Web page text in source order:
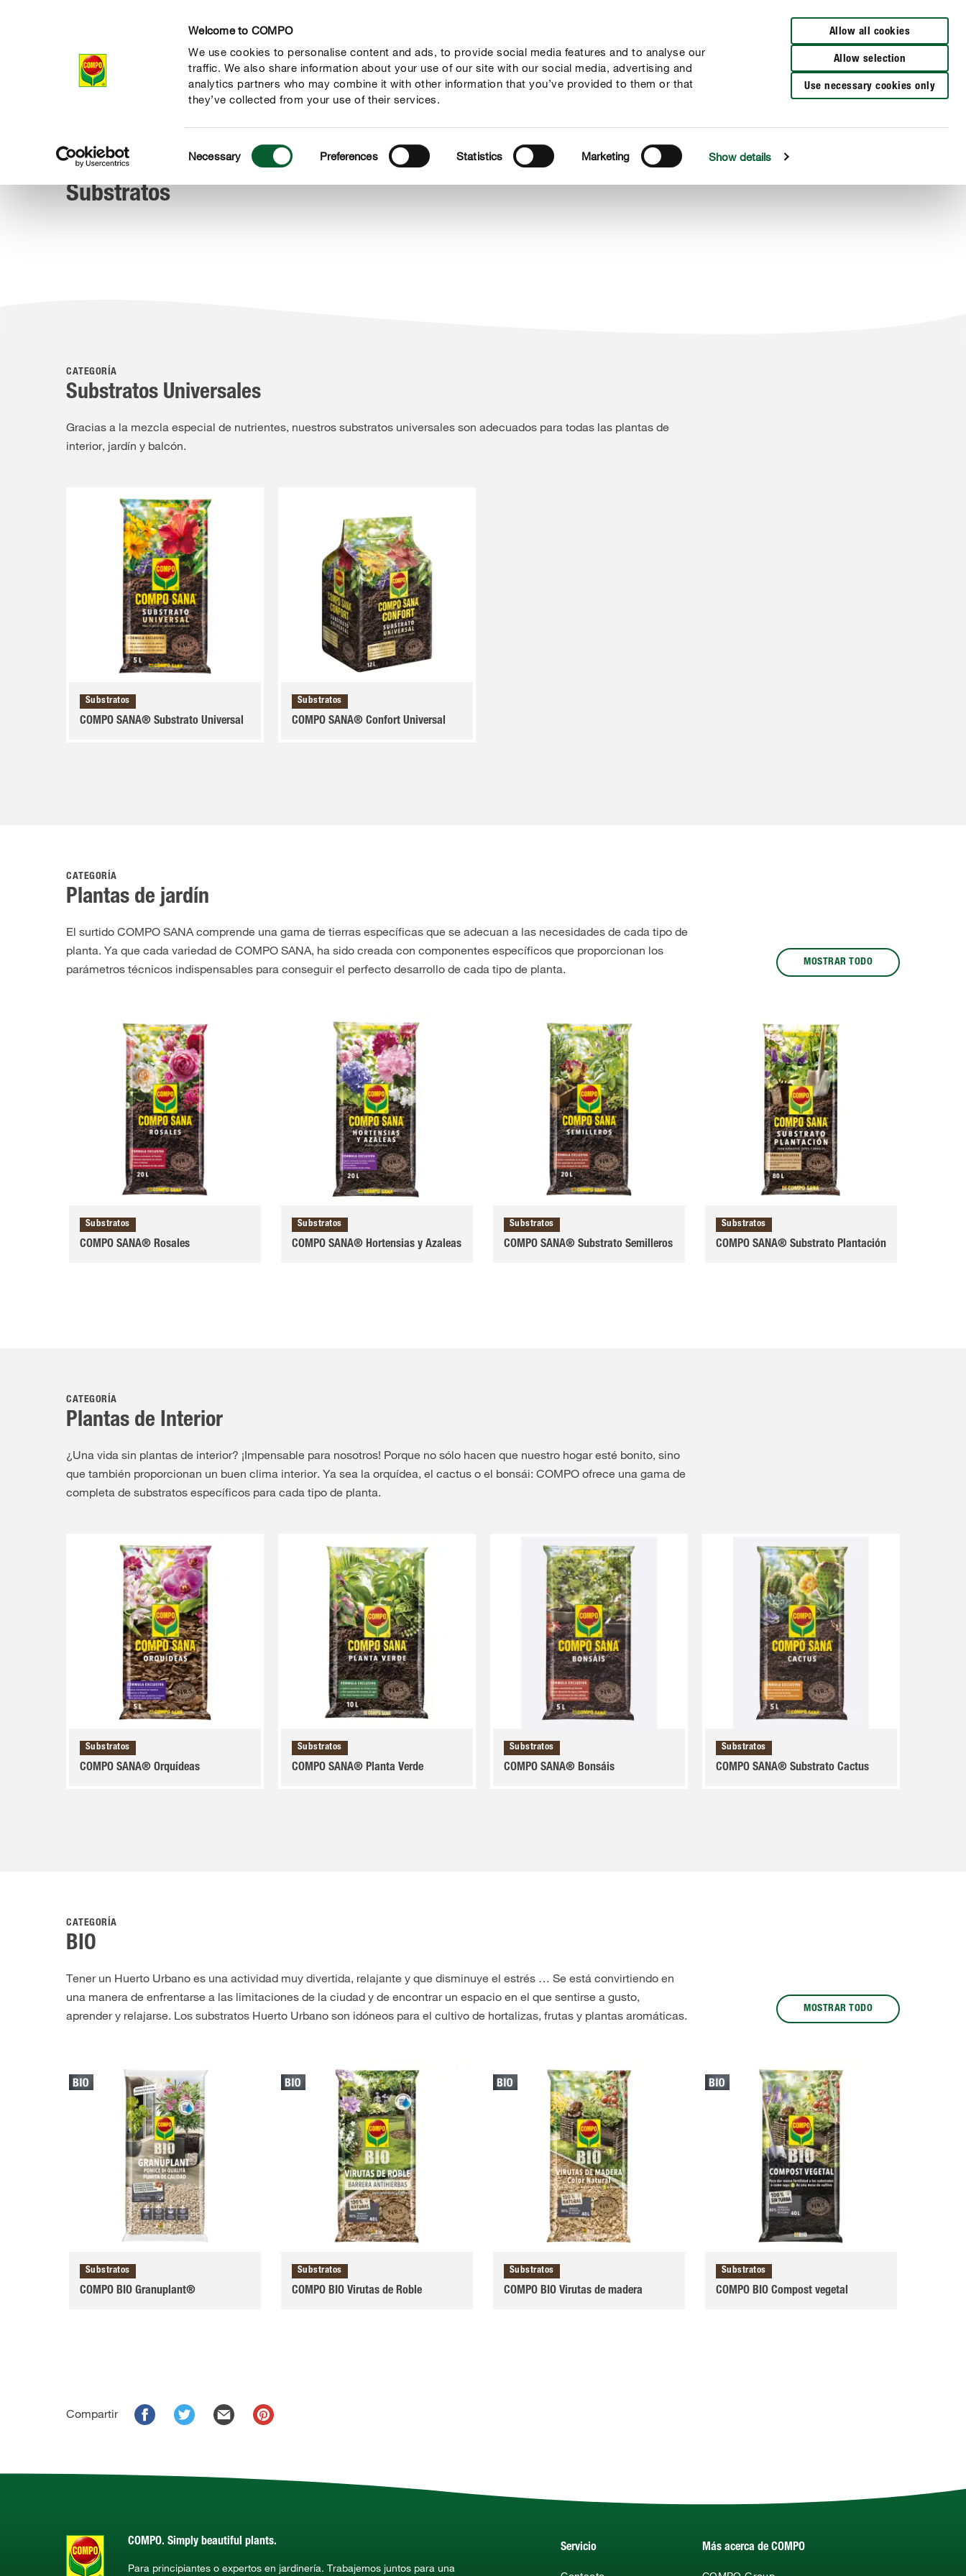
Welcome to COMPO
We use cookies to personalise content and ads, to provide social media features and to analyse our
traffic. We also share information about your use of our site with our social media, advertising and
analytics partners who may combine it with other information that you’ve provided to them or that
they’ve collected from your use of their services.
Selection
Necessary Preferences Statistics Marketing Show details
Allow all cookies
Allow selection
Use necessary cookies only
Productos Consejos Mundo Compo Servicio Quienes somos
COMPOProductos
Substratos
CATEGORÍA
Substratos Universales
Gracias a la mezcla especial de nutrientes, nuestros substratos universales son adecuados para todas las plantas de
interior, jardín y balcón.
Substratos
COMPO SANA® Substrato Universal
Substratos
COMPO SANA® Confort Universal
CATEGORÍA
Plantas de jardín
El surtido COMPO SANA comprende una gama de tierras específicas que se adecuan a las necesidades de cada tipo de
planta. Ya que cada variedad de COMPO SANA, ha sido creada con componentes específicos que proporcionan los
parámetros técnicos indispensables para conseguir el perfecto desarrollo de cada tipo de planta.
MOSTRAR TODO
Substratos
COMPO SANA® Rosales
Substratos
COMPO SANA® Hortensias y Azaleas
Substratos
COMPO SANA® Substrato Semilleros
Substratos
COMPO SANA® Substrato Plantación
CATEGORÍA
Plantas de Interior
¿Una vida sin plantas de interior? ¡Impensable para nosotros! Porque no sólo hacen que nuestro hogar esté bonito, sino
que también proporcionan un buen clima interior. Ya sea la orquídea, el cactus o el bonsái: COMPO ofrece una gama de
completa de substratos específicos para cada tipo de planta.
Substratos
COMPO SANA® Orquídeas
Substratos
COMPO SANA® Planta Verde
Substratos
COMPO SANA® Bonsáis
Substratos
COMPO SANA® Substrato Cactus
CATEGORÍA
BIO
Tener un Huerto Urbano es una actividad muy divertida, relajante y que disminuye el estrés … Se está convirtiendo en
una manera de enfrentarse a las limitaciones de la ciudad y de encontrar un espacio en el que sentirse a gusto,
aprender y relajarse. Los substratos Huerto Urbano son idóneos para el cultivo de hortalizas, frutas y plantas aromáticas.
MOSTRAR TODO
Substratos
COMPO BIO Granuplant®
Substratos
COMPO BIO Virutas de Roble
Substratos
COMPO BIO Virutas de madera
Substratos
COMPO BIO Compost vegetal
Compartir
COMPO. Simply beautiful plants.
Para principiantes o expertos en jardinería. Trabajemos juntos para una
Servicio Más acerca de COMPO